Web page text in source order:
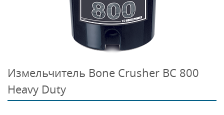
Измельчитель Bone Crusher BC 800
Heavy Duty